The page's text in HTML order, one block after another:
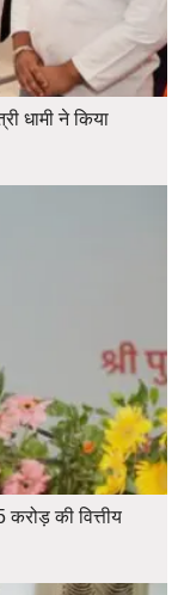
धामी ने किया
की वित्तीय